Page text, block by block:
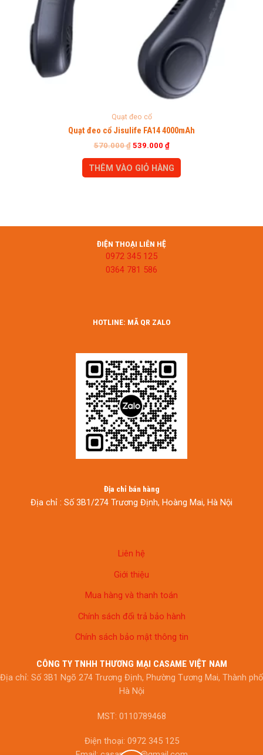
Quạt đeo cổ
Quạt đeo cổ Jisulife FA14 4000mAh
570.000₫ 539.000 ₫
THÊM VÀO GIỎ HÀNG
ĐIỆN THOẠI LIÊN HỆ
0972 345 125
0364 781 586
HOTLINE: MÃ QR ZALO
Địa chỉ bán hàng
Địa chỉ : Số 3B1/274 Trương Định, Hoàng Mai, Hà Nội
Liên hệ
Giới thiệu
Mua hàng và thanh toán
Chính sách đổi trả bảo hành
Chính sách bảo mật thông tin
CÔNG TY TNHH THƯƠNG MẠI CASAME VIỆT NAM
Địa chỉ: Số 3B1 Ngõ 274 Trương Định, Phường Tương Mai, Thành phố
Hà Nội
MST: 0110789468
Điện thoại: 0972 345 125